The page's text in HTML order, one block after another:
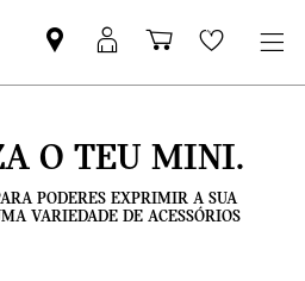
Pesquisar
parceiro
Iniciar
sessão
Carrinho
de
Wishlist
O TEU MINI.
PODERES EXPRIMIR A SUA
VARIEDADE DE ACESSÓRIOS